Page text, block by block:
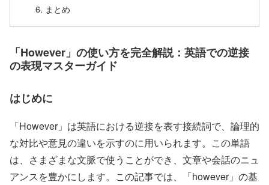
まとめ
「However」の使い方を完全解説：英語での逆接
の表現マスターガイド
はじめに
「However」は英語における逆接を表す接続詞で、論理的
な対比や意見の違いを示すのに用いられます。この単語
は、さまざまな文脈で使うことができ、文章や会話のニュ
アンスを豊かにします。この記事では、「however」の基